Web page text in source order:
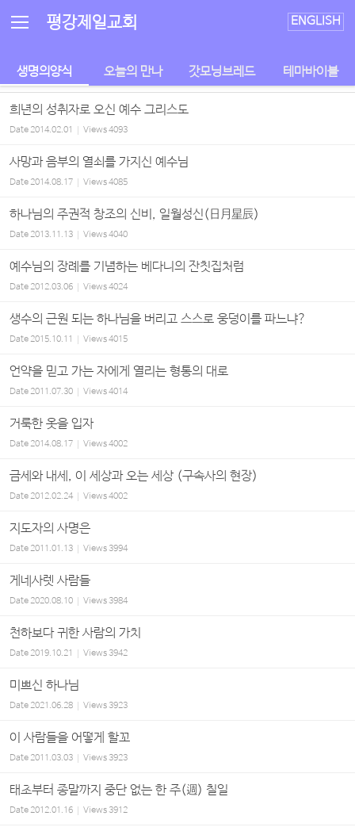
평강제일교회 ENGLISH
생명의양식 오늘의 만나 갓모닝브레드 테마바이블
희년의 성취자로 오신 예수 그리스도
Date2014.02.01 Views4093
사망과 음부의 열쇠를 가지신 예수님
Date2014.08.17 Views4085
하나님의 주권적 창조의 신비, 일월성신(日月星辰)
Date2013.11.13 Views4040
예수님의 장례를 기념하는 베다니의 잔칫집처럼
Date2012.03.06 Views4024
생수의 근원 되는 하나님을 버리고 스스로 웅덩이를 파느냐?
Date2015.10.11 Views4015
언약을 믿고 가는 자에게 열리는 형통의 대로
Date2011.07.30 Views4014
거룩한 옷을 입자
Date2014.08.17 Views4002
금세와 내세, 이 세상과 오는 세상 (구속사의 현장)
Date2012.02.24 Views4002
지도자의 사명은
Date2011.01.13 Views3994
게네사렛 사람들
Date2020.08.10 Views3984
천하보다 귀한 사람의 가치
Date2019.10.21 Views3942
미쁘신 하나님
Date2021.06.28 Views3923
이 사람들을 어떻게 할꼬
Date2011.03.03 Views3923
태초부터 종말까지 중단 없는 한 주(週) 칠일
Date2012.01.16 Views3912